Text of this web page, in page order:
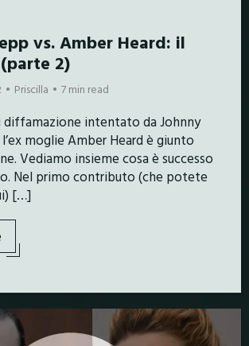
vs. Amber Heard: il
2)
Priscilla 7 min read
diffamazione intentato da Johnny
moglie Amber Heard è giunto
Vediamo insieme cosa è successo
Nel primo contributo (che potete
[…]